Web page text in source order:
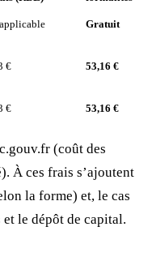
Gratuit
€ 53,16 €
€ 53,16 €
(coût des
À ces frais s’ajoutent
la forme) et, le cas
le dépôt de capital.